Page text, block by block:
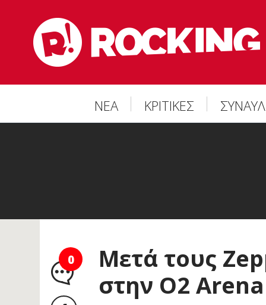
ΝΕΑ ΚΡΙΤΙΚΕΣ
0
Μετά τους
στην O2 Arena